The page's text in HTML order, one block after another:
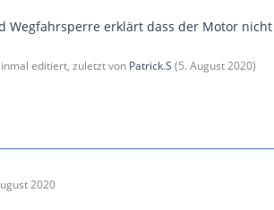
Wegfahrsperre erklärt dass der Motor
editiert, zuletzt von Patrick.S (5. August 2020)
2020